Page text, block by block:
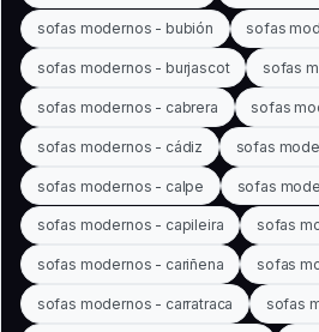
sofas modernos - bubión sofas
sofas modernos - burjascot sofas
sofas modernos - cabrera sofas
sofas modernos - cádiz sofas
sofas modernos - calpe sofas
sofas modernos - capileira sofas
sofas modernos - cariñena sofas
sofas modernos - carratraca sofas